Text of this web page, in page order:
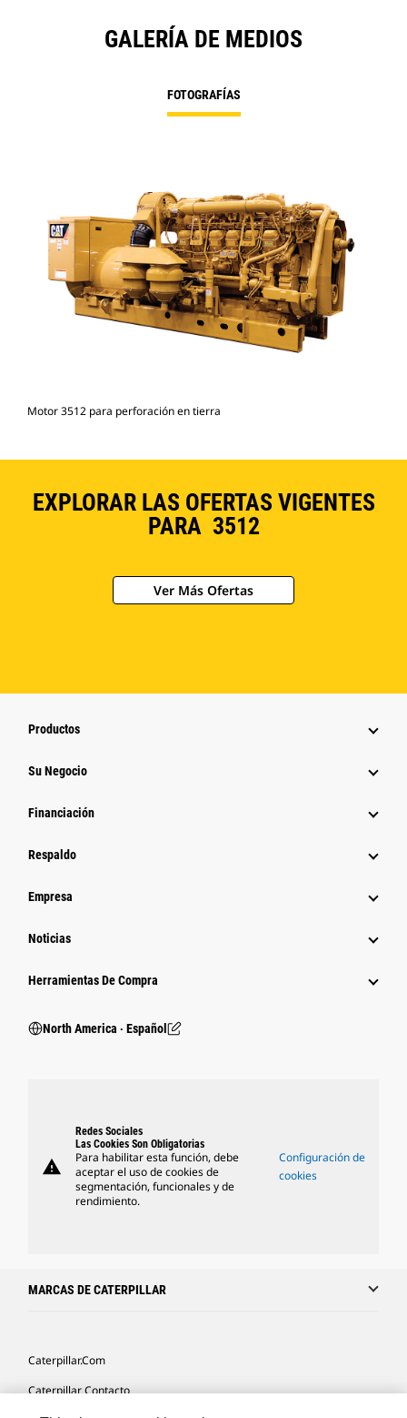
GALERÍA DE MEDIOS
FOTOGRAFÍAS
Motor 3512 para perforación en tierra
EXPLORAR LAS OFERTAS VIGENTES
PARA 3512
Ver Más Ofertas
Productos
Su Negocio
Financiación
Respaldo
Empresa
Noticias
Herramientas De Compra
North America ‧ Español
warning
Redes Sociales
Las Cookies Son Obligatorias
Para habilitar esta función, debe
aceptar el uso de cookies de
segmentación, funcionales y de
rendimiento.
Configuración de
cookies
MARCAS DE CATERPILLAR
Caterpillar.com
Caterpillar Contacto